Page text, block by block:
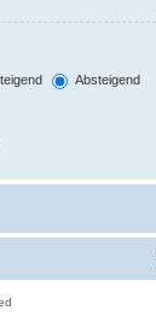
Absteigend